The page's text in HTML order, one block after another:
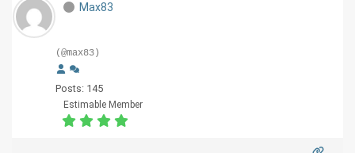
Max83
(@max83)
Posts: 145
Estimable Member